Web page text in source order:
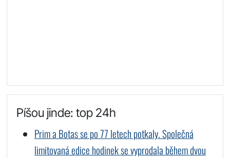
Píšou jinde: top 24h
Prim a Botas se po 77 letech potkaly. Společná
limitovaná edice hodinek se vyprodala během dvou